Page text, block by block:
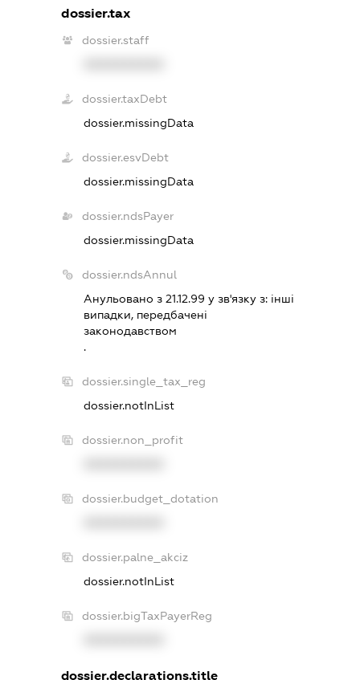
dossier.tax
dossier.staff
dossier.taxDebt
dossier.missingData
dossier.esvDebt
dossier.missingData
dossier.ndsPayer
dossier.missingData
dossier.ndsAnnul
Анульовано з 21.12.99 у зв'язку з: iншi
випадки, передбаченi
законодавством
.
dossier.single_tax_reg
dossier.notInList
dossier.non_profit
dossier.budget_dotation
dossier.palne_akciz
dossier.notInList
dossier.bigTaxPayerReg
dossier.declarations.title